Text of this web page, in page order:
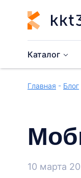
Каталог
Главная - Блог
10 марта